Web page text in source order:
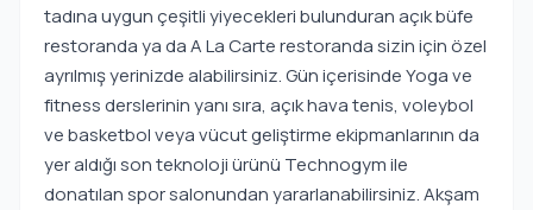
tadına uygun çeşitli yiyecekleri bulunduran açık büfe
restoranda ya da A La Carte restoranda sizin için özel
ayrılmış yerinizde alabilirsiniz. Gün içerisinde Yoga ve
fitness derslerinin yanı sıra, açık hava tenis, voleybol
ve basketbol veya vücut geliştirme ekipmanlarının da
yer aldığı son teknoloji ürünü Technogym ile
donatılan spor salonundan yararlanabilirsiniz. Akşam